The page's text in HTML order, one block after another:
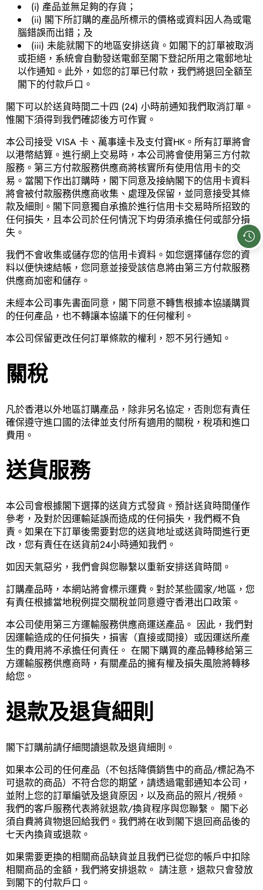
(i) 產品並無足夠的存貨；
(ii) 閣下所訂購的產品所標示的價格或資料因人為或電
腦錯誤而出錯；及
(iii) 未能就閣下的地區安排送貨。如閣下的訂單被取消
或拒絕，系統會自動發送電郵至閣下登記所用之電郵地址
以作通知。此外，如您的訂單已付款，我們將退回全額至
閣下的付款戶口。
閣下可以於送貨時間二十四 (24) 小時前通知我們取消訂單。
惟閣下須得到我們確認後方可作實。
本公司接受 VISA 卡、萬事達卡及支付寶HK。所有訂單將會
以港幣結算。進行網上交易時，本公司將會使用第三方付款
服務。第三方付款服務供應商將核實所有使用信用卡的交
易。當閣下作出訂購時，閣下同意及接納閣下的信用卡資料
將會被付款服務供應商收集、處理及保留，並同意接受其條
款及細則。閣下同意獨自承擔於進行信用卡交易時所招致的
任何損失，且本公司於任何情況下均毋須承擔任何或部分損
失。
我們不會收集或儲存您的信用卡資料。如您選擇儲存您的資
料以便快速結帳，您同意並接受該信息將由第三方付款服務
供應商加密和儲存。
未經本公司事先書面同意，閣下同意不轉售根據本協議購買
的任何產品，也不轉讓本協議下的任何權利。
本公司保留更改任何訂單條款的權利，恕不另行通知。
關稅
凡於香港以外地區訂購產品，除非另名協定，否則您有責任
確保遵守進口國的法律並支付所有適用的關稅，稅項和進口
費用。
送貨服務
本公司會根據閣下選擇的送貨方式發貨。預計送貨時間僅作
參考，及對於因運輸延誤而造成的任何損失，我們概不負
責。如果在下訂單後需要對您的送貨地址或送貨時間進行更
改，您有責任在送貨前24小時通知我們。
如因天氣惡劣，我們會與您聯繫以重新安排送貨時間。
訂購產品時，本網站將會標示運費。對於某些國家/地區，您
有責任根據當地稅例提交關稅並同意遵守香港出口政策。
本公司使用第三方運輸服務供應商運送產品。 因此，我們對
因運輸造成的任何損失，損害（直接或間接）或因運送所產
生的費用將不承擔任何責任。 在閣下購買的產品轉移給第三
方運輸服務供應商時，有關產品的擁有權及損失風險將轉移
給您。
退款及退貨細則
閣下訂購前請仔細閱讀退款及退貨細則。
如果本公司的任何產品（不包括降價銷售中的商品/標記為不
可退款的商品）不符合您的期望，請透過電郵通知本公司，
並附上您的訂單編號及退貨原因，以及商品的照片/視頻。
我們的客戶服務代表將就退款/換貨程序與您聯繫。 閣下必
須自費將貨物退回給我們。我們將在收到閣下退回商品後的
七天內換貨或退款。
如果需要更換的相關商品缺貨並且我們已從您的帳戶中扣除
相關商品的金額，我們將安排退款。 請注意，退款只會發放
到閣下的付款戶口。